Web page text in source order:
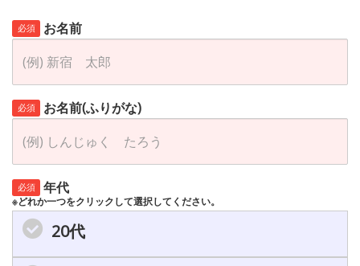
必須 お名前
必須 お名前(ふりがな)
必須 年代
※どれか一つをクリックして選択してください。
20代